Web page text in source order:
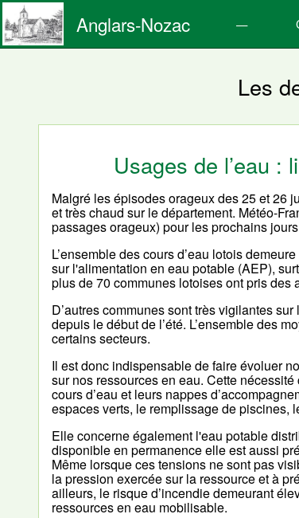
Anglars-Nozac
Les
Usages de l’eau :
Malgré les épisodes orageux des 25 et 26
et très chaud sur le département. Météo-
passages orageux) pour les prochains
L’ensemble des cours d’eau lotois
sur l'alimentation en eau potable (AEP),
plus de 70 communes lotoises ont pris des
D’autres communes sont très vigilantes
depuis le début de l’été. L’ensemble des
certains secteurs.
Il est donc indispensable de faire évoluer
sur nos ressources en eau. Cette
cours d’eau et leurs nappes
espaces verts, le remplissage de piscines,
Elle concerne également l'eau potable
disponible en permanence elle est aussi
Même lorsque ces tensions ne sont pas
la pression exercée sur la ressource et à
ailleurs, le risque d’incendie demeurant
ressources en eau mobilisable.